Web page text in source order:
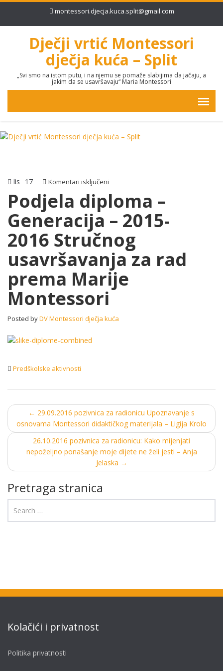
montessori.djecja.kuca.split@gmail.com
Dječji vrtić Montessori
dječja kuća – Split
„Svi smo na istom putu, i na njemu se pomaže slabijima da jačaju, a
jakim da se usavršavaju“ Maria Montessori
lis 17 Komentari isključeni
diploma
Generacija
2015-
2016
Stručnog
usavršavanja
za
Marije
Podjela diploma –
Generacija – 2015-
2016 Stručnog
usavršavanja za rad
prema Marije
Montessori
Posted byDV Montessori dječja kuća
Predškolske aktivnosti
Post
navigation
← 29.09.2016 pozivnica za radionicu Upoznavanje s
osnovama Montessori didaktičkog materijala – Ligija Krolo
26.10.2016 pozivnica za radionicu: Kako mijenjati
nepoželjno ponašanje moje dijete ne želi jesti – Anja
Jelaska →
Pretraga stranica
Kolačići i privatnost
Politika privatnosti